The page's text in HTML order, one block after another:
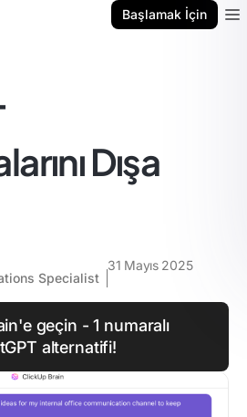
Başlamak İçin
Dışa
Specialist
31 Mayıs 2025
geçin - 1 numaralı
alternatifi!